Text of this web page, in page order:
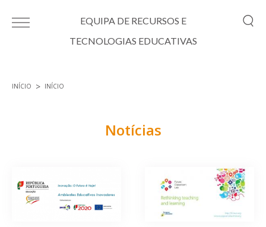
EQUIPA DE RECURSOS E
TECNOLOGIAS EDUCATIVAS
INÍCIO INÍCIO
Notícias
Páginas